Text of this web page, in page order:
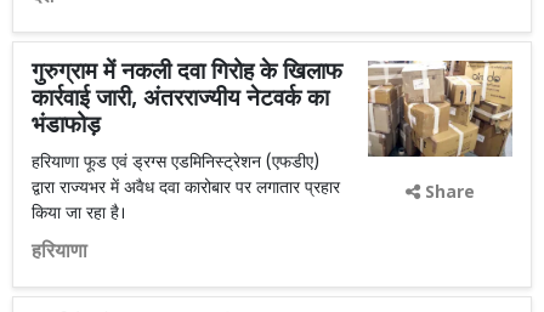
गुरुग्राम में नकली दवा गिरोह के खिलाफ
कार्रवाई जारी, अंतरराज्यीय नेटवर्क का
भंडाफोड़
हरियाणा फूड एवं ड्रग्स एडमिनिस्ट्रेशन (एफडीए)
द्वारा राज्यभर में अवैध दवा कारोबार पर लगातार प्रहार
किया जा रहा है।
हरियाणा
Share